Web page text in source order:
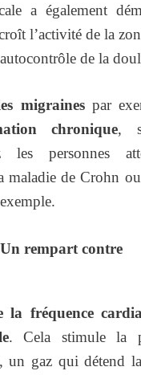
a également
l’activité de la
de la
migrainespar
chronique,
les personnes
maladie de Crohn
rempart contre
fréquence
. Cela stimule la
un gaz qui détend